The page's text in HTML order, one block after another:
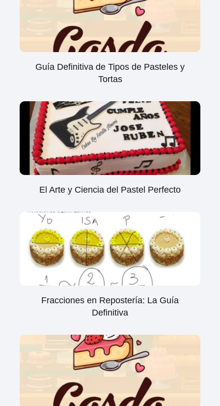
Guía Definitiva de Tipos de Pasteles y
Tortas
El Arte y Ciencia del Pastel Perfecto
Fracciones en Repostería: La Guía
Definitiva